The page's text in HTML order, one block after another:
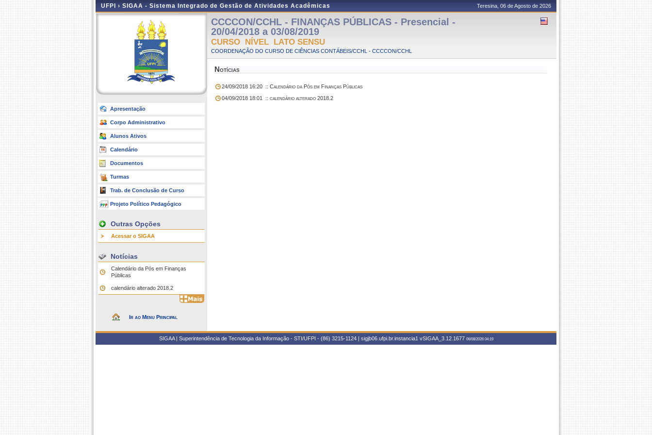
UFPI › SIGAA - Sistema Integrado de Gestão de Atividades Acadêmicas Teresina, 06 de Agosto de 2026
Apresentação
Corpo Administrativo
Alunos Ativos
Calendário
Documentos
Turmas
Trab. de Conclusão de Curso
Projeto Político Pedagógico
Outras Opções
Acessar o SIGAA
Notícias
Calendário da Pós em Finanças
Públicas
calendário alterado 2018.2
Ir ao Menu Principal
CCCCON/CCHL - FINANÇAS PÚBLICAS - Presencial -
20/04/2018 a 03/08/2019
CURSO NÍVEL LATO SENSU
COORDENAÇÃO DO CURSO DE CIÊNCIAS CONTÁBEIS/CCHL - CCCCON/CCHL
Notícias
24/09/2018 16:20 :: Calendário da Pós em Finanças Públicas
04/09/2018 18:01
:: calendário alterado 2018.2
SIGAA | Superintendência de Tecnologia da Informação - STI/UFPI - (86) 3215-1124 | sigjb06.ufpi.br.instancia1 vSIGAA_3.12.1677 06/08/2026 04:19